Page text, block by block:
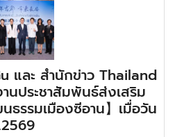
และ สำนักข่าว Thailand
นประชาสัมพันธ์ส่งเสริม
ธรรมเมืองซีอาน】เมื่อวัน